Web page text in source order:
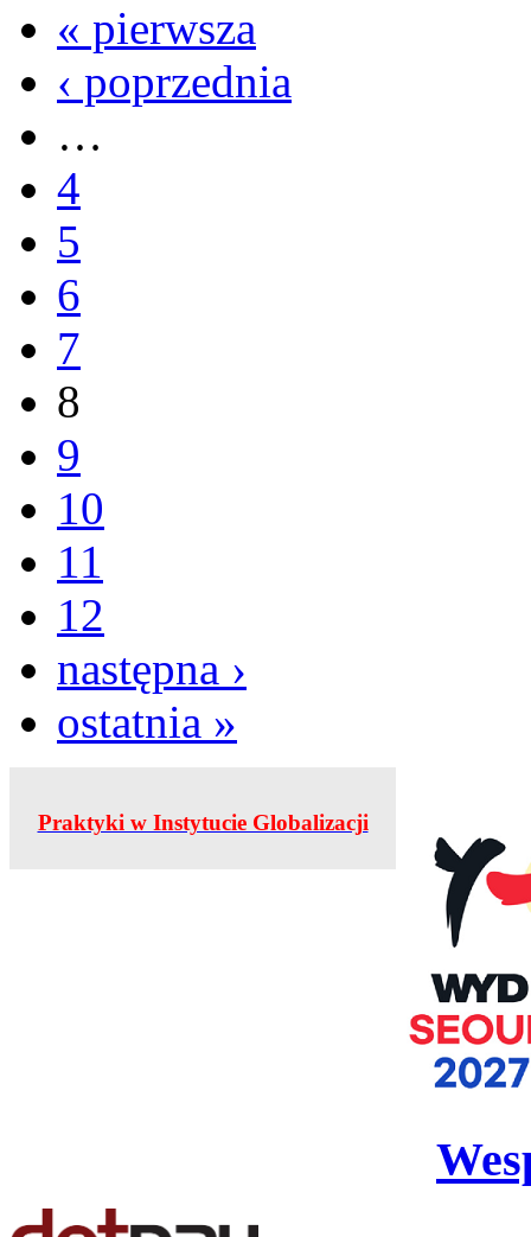
« pierwsza
‹ poprzednia
…
4
5
6
7
8
9
10
11
12
następna ›
ostatnia »
Praktyki w Instytucie Globalizacji